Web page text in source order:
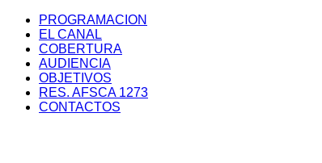
Saltar
contenido
PROGRAMACION
EL CANAL
COBERTURA
AUDIENCIA
OBJETIVOS
RES. AFSCA 1273
CONTACTOS